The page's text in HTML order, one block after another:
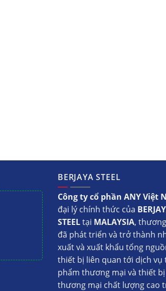
BERJAYA STEEL
Công ty cổ phần ANY Việt
đại lý chính thức của
STEELtại MALAYSIA,
đã phát triển và trở thành
xuất và xuất khẩu tổng
thiết bị liên quan tới dịch vụ
phẩm thương mại và thiết
thương mại chất lượng cao